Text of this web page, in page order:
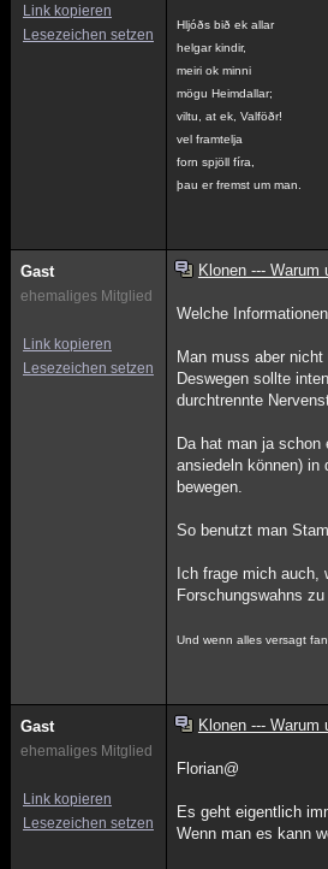
Link kopieren
Lesezeichen setzen
Hljóðs bið ek allar
helgar kindir,
meiri ok minni
mögu Heimdallar;
viltu, at ek, Valföðr!
vel framtelja
forn spjöll fíra,
þau er fremst um man.
Gast
ehemaliges Mitglied
Link kopieren
Lesezeichen setzen
Klonen --- Warum
Welche
Man muss aber
Deswegen sollte
durchtrennte
Da hat man ja
ansiedeln können) in
bewegen.
So benutzt man
Ich frage mich auch,
Forschungswahns
Und wenn alles versagt
Gast
ehemaliges Mitglied
Link kopieren
Lesezeichen setzen
Klonen --- Warum
Florian@
Es geht eigentlich
Wenn man es kann